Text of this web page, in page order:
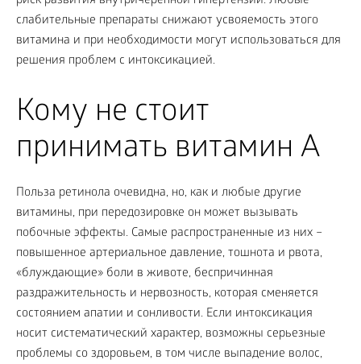
слабительные препараты снижают усвояемость этого
витамина и при необходимости могут использоваться для
решения проблем с интоксикацией.
Кому не стоит
принимать витамин A
Польза ретинола очевидна, но, как и любые другие
витамины, при передозировке он может вызывать
побочные эффекты. Самые распространенные из них –
повышенное артериальное давление, тошнота и рвота,
«блуждающие» боли в животе, беспричинная
раздражительность и нервозность, которая сменяется
состоянием апатии и сонливости. Если интоксикация
носит систематический характер, возможны серьезные
проблемы со здоровьем, в том числе выпадение волос,